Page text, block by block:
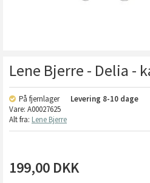
Lene Bjerre - Delia -
På fjernlager Levering 8-10 dage
Vare: A00027625
Alt fra: Lene Bjerre
199,00 DKK